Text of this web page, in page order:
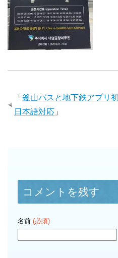
「 釜山バスと地下鉄アプリ
日本語対応 」
コメントを残す
名前 (必須)